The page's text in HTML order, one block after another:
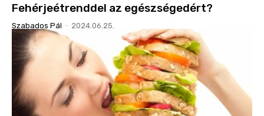
Fehérjeétrenddel az egészségedért?
Szabados Pál - 2024.06.25.